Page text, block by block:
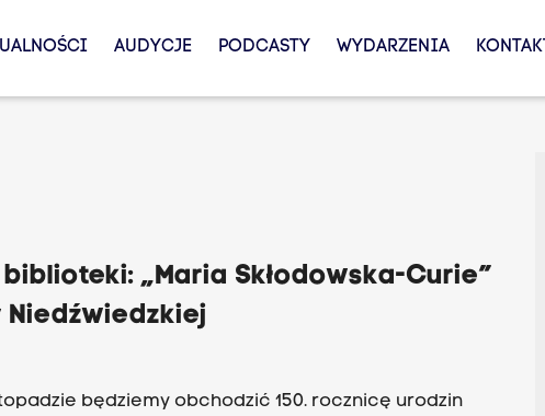
AUDYCJE PODCASTY WYDARZENIA KONTAKT
„Maria Skłodowska-Curie”
Niedźwiedzkiej
150. rocznicę urodzin